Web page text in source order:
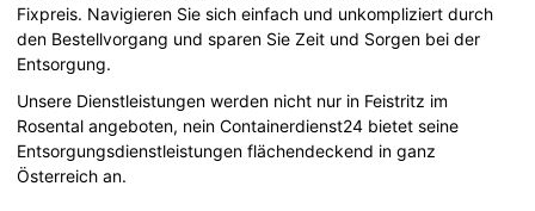
Fixpreis. Navigieren Sie sich einfach und unkompliziert durch
den Bestellvorgang und sparen Sie Zeit und Sorgen bei der
Entsorgung.
Unsere Dienstleistungen werden nicht nur in Feistritz im
Rosental angeboten, nein Containerdienst24 bietet seine
Entsorgungsdienstleistungen flächendeckend in ganz
Österreich an.